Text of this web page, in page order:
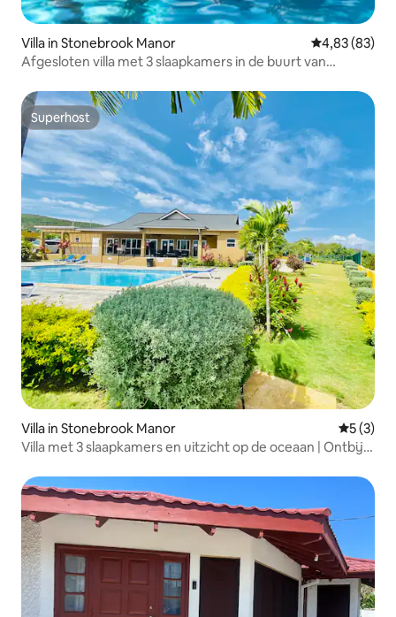
Villa in Stonebrook Manor Gemiddelde
4,83 (83)
Afgesloten villa met 3 slaapkamers in de buurt van
Superhost
Superhost
Villa in Stonebrook Manor
5 (3)
Villa met 3 slaapkamers en uitzicht op de oceaan | Ontbijt |